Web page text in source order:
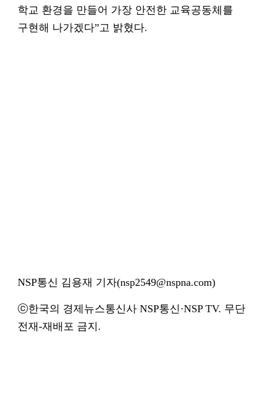
학교 환경을 만들어 가장 안전한 교육공동체를
구현해 나가겠다”고 밝혔다.
NSP통신 김용재 기자(nsp2549@nspna.com)
ⓒ한국의 경제뉴스통신사 NSP통신·NSP TV. 무단
전재-재배포 금지.